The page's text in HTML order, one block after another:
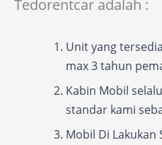
Tedorentcar adalah :
Unit yang
max 3 tahun
Kabin Mobil
standar kami
Mobil Di Lakukan